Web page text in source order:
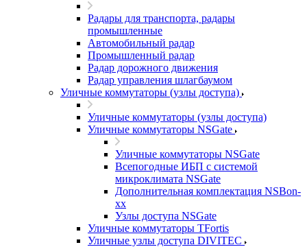
Радары для транспорта, радары
промышленные
Автомобильный радар
Промышленный радар
Радар дорожного движения
Радар управления шлагбаумом
Уличные коммутаторы (узлы доступа)
Уличные коммутаторы (узлы доступа)
Уличные коммутаторы NSGate
Уличные коммутаторы NSGate
Всепогодные ИБП с системой
микроклимата NSGate
Дополнительная комплектация NSBon-
xx
Узлы доступа NSGate
Уличные коммутаторы TFortis
Уличные узлы доступа DIVITEC